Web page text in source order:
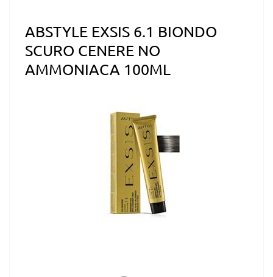
ABSTYLE EXSIS 6.1 BIONDO
SCURO CENERE NO
AMMONIACA 100ML